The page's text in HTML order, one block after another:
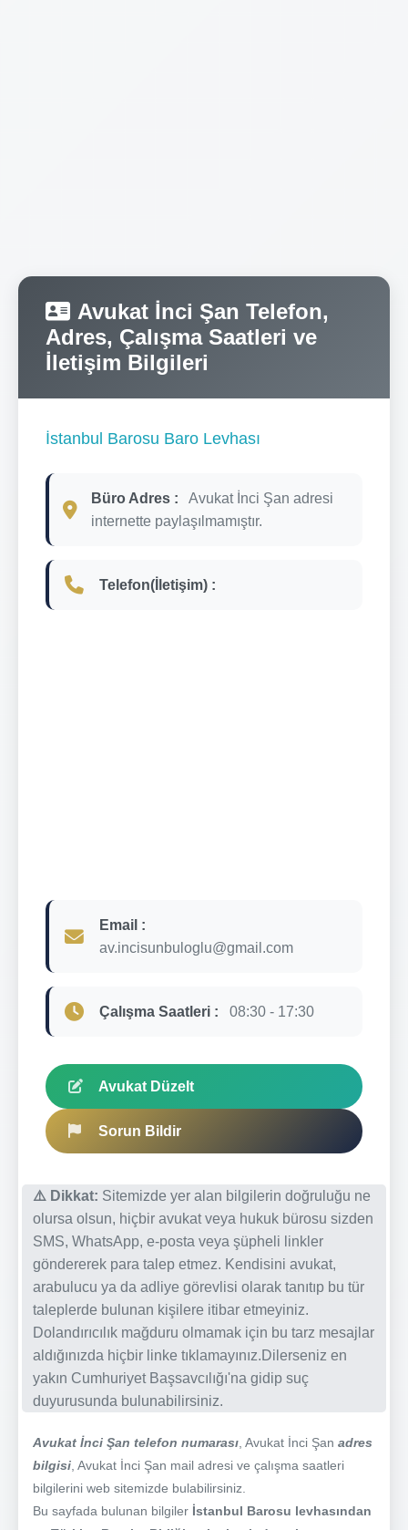
Avukat İnci Şan Telefon,
Adres, Çalışma Saatleri ve
İletişim Bilgileri
İstanbul Barosu Baro Levhası
Büro Adres :
Avukat İnci Şan adresi
internette paylaşılmamıştır.
Telefon(İletişim) :
Email :
av.incisunbuloglu@gmail.com
Çalışma Saatleri : 08:30 - 17:30
Avukat Düzelt
Sorun Bildir
⚠️ Dikkat: Sitemizde yer alan bilgilerin doğruluğu ne
olursa olsun, hiçbir avukat veya hukuk bürosu sizden
SMS, WhatsApp, e-posta veya şüpheli linkler
göndererek para talep etmez. Kendisini avukat,
arabulucu ya da adliye görevlisi olarak tanıtıp bu tür
taleplerde bulunan kişilere itibar etmeyiniz.
Dolandırıcılık mağduru olmamak için bu tarz mesajlar
aldığınızda hiçbir linke tıklamayınız.Dilerseniz en
yakın Cumhuriyet Başsavcılığı'na gidip suç
duyurusunda bulunabilirsiniz.
Avukat İnci Şan telefon numarası , Avukat İnci Şan adres
bilgisi , Avukat İnci Şan mail adresi ve çalışma saatleri
bilgilerini web sitemizde bulabilirsiniz.
Bu sayfada bulunan bilgiler İstanbul Barosu levhasından